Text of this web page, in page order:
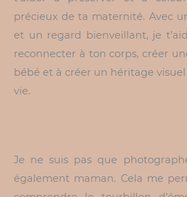
précieux de ta maternité. Avec
et un regard bienveillant, je
reconnecter à ton corps, créer
bébé et à créer un héritage
vie.
Je ne suis pas que
également maman. Cela me